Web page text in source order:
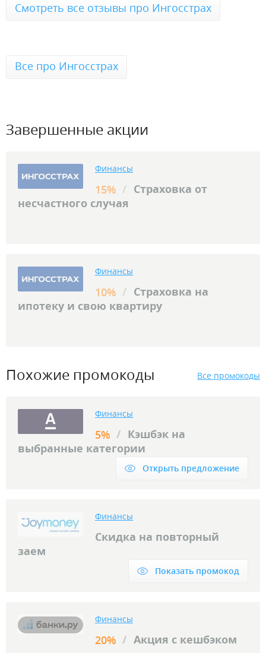
Смотреть все отзывы про Ингосстрах
Все про Ингосстрах
Завершенные акции
Финансы
15% / Страховка от
несчастного случая
Финансы
10% / Страховка на
ипотеку и свою квартиру
Похожие промокоды Все промокоды
Финансы
5% / Кэшбэк на
выбранные категории
Открыть предложение
Финансы
Скидка на повторный
заем
Показать промокод
Финансы
20% / Акция с кешбэком